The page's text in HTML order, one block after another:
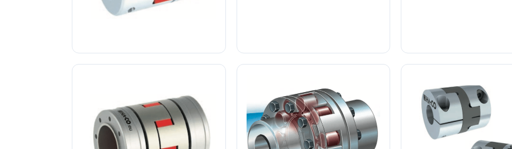
Accouplement Élastique Type SKK Accouplement Élastique Type SKL Accouplement Élastique